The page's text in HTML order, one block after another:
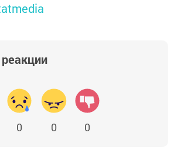
0 0 0